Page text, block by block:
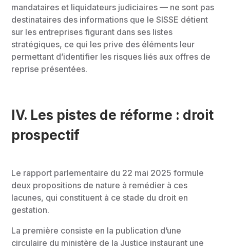
mandataires et liquidateurs judiciaires — ne sont pas
destinataires des informations que le SISSE détient
sur les entreprises figurant dans ses listes
stratégiques, ce qui les prive des éléments leur
permettant d’identifier les risques liés aux offres de
reprise présentées.
IV. Les pistes de réforme : droit
prospectif
Le rapport parlementaire du 22 mai 2025 formule
deux propositions de nature à remédier à ces
lacunes, qui constituent à ce stade du droit en
gestation.
La première consiste en la publication d’une
circulaire du ministère de la Justice instaurant une